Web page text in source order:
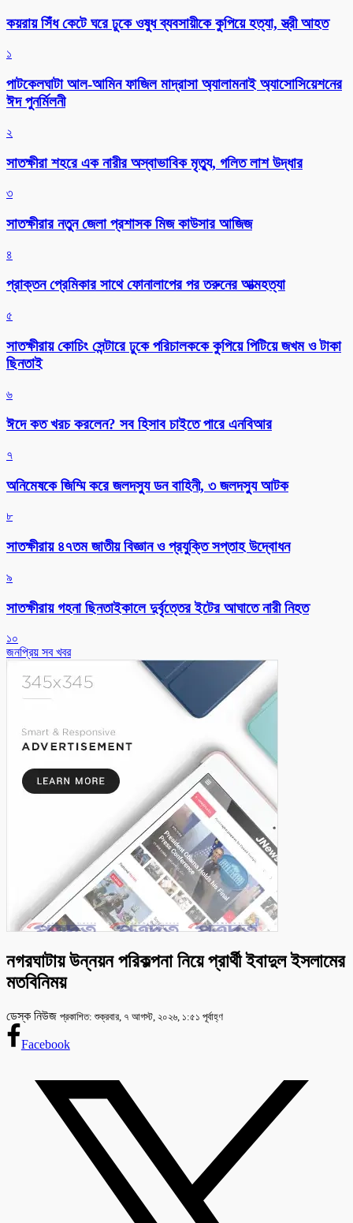
কয়রায় সিঁধ কেটে ঘরে ঢুকে ওষুধ ব্যবসায়ীকে কুপিয়ে হত্যা, স্ত্রী আহত
১
পাটকেলঘাটা আল-আমিন ফাজিল মাদ্রাসা অ্যালামনাই অ্যাসোসিয়েশনের
ঈদ পুনর্মিলনী
২
সাতক্ষীরা শহরে এক নারীর অস্বাভাবিক মৃত্যু, গলিত লাশ উদ্ধার
৩
সাতক্ষীরার নতুন জেলা প্রশাসক মিজ কাউসার আজিজ
৪
প্রাক্তন প্রেমিকার সাথে ফোনালাপের পর তরুনের আত্মহত্যা
৫
সাতক্ষীরায় কোচিং সেন্টারে ঢুকে পরিচালককে কুপিয়ে পিটিয়ে জখম ও টাকা
ছিনতাই
৬
ঈদে কত খরচ করলেন? সব হিসাব চাইতে পারে এনবিআর
৭
অনিমেষকে জিম্মি করে জলদস্যু ডন বাহিনী, ৩ জলদস্যু আটক
৮
সাতক্ষীরায় ৪৭তম জাতীয় বিজ্ঞান ও প্রযুক্তি সপ্তাহ উদ্বোধন
৯
সাতক্ষীরায় গহনা ছিনতাইকালে দুর্বৃত্তের ইটের আঘাতে নারী নিহত
১০
জনপ্রিয় সব খবর
নগরঘাটায় উন্নয়ন পরিকল্পনা নিয়ে প্রার্থী ইবাদুল ইসলামের
মতবিনিময়
ডেস্ক নিউজ প্রকাশিত: শুক্রবার, ৭ আগস্ট, ২০২৬, ১:৫১ পূর্বাহ্ণ
Facebook